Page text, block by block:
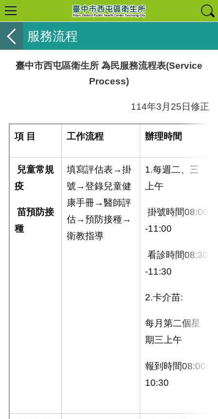
服務流程
臺中市西屯區衛生所 為民服務流程表(Service
Process)
114年3月25日修正
項 目 工作流程 辦理時間
兒童常規
疫
苗預防接
種
填寫評估表→掛
號→登錄兒童健
康手冊→醫師評
估→預防接種→
衛教指導
1.每週二、三
上午
掛號時間08:00
-11:00
看診時間08:30
-11:30
2.卡介苗:
每月第二個星
期三上午
報到時間08:00-
10:30